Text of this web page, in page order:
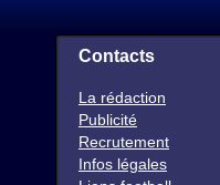
Contacts
La rédaction
Publicité
Recrutement
Infos légales